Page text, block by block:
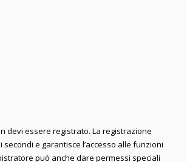
devi essere registrato. La registrazione
secondi e garantisce l’accesso alle funzioni
può anche dare permessi speciali